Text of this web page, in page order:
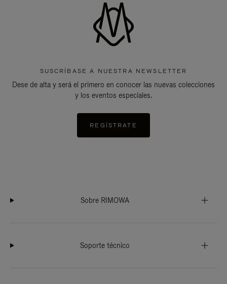
SUSCRÍBASE A NUESTRA NEWSLETTER
Dese de alta y será el primero en conocer las nuevas colecciones
y los eventos especiales.
REGÍSTRATE
Sobre RIMOWA
Soporte técnico